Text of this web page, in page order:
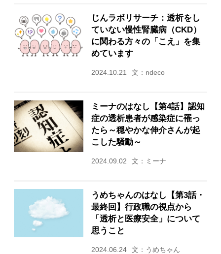
じんラボリサーチ：透析をし
ていない慢性腎臓病（CKD）
に関わる方々の「こえ」を集
めています
2024.10.21 文：ndeco
ミーナのはなし【第4話】認知
症の透析患者が感染症に罹っ
たら～穏やかな伸介さんが起
こした騒動～
2024.09.02 文：ミーナ
うめちゃんのはなし【第3話・
最終回】行政職の視点から
「透析と医療安全」について
思うこと
2024.06.24 文：うめちゃん